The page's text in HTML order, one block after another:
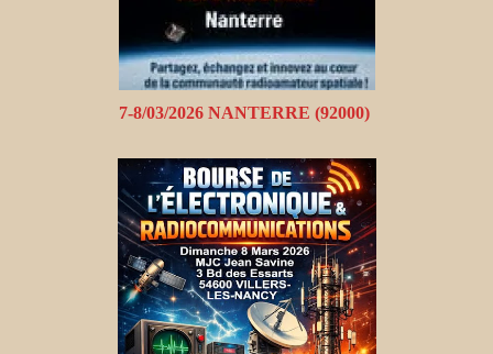
7-8/03/2026 NANTERRE (92000)